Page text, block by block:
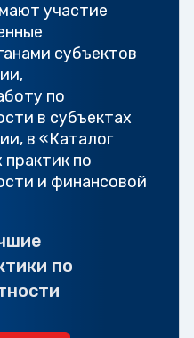
участие
субъектов
по
в субъектах
в «Каталог
по
и финансовой
по